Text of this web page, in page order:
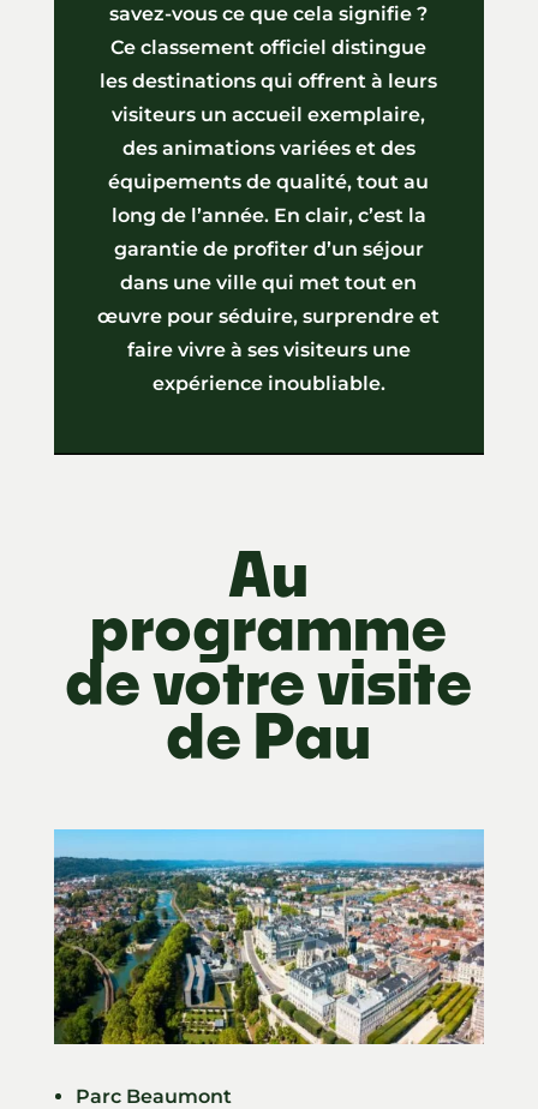
savez-vous ce que cela signifie ?
Ce classement officiel distingue
les destinations qui offrent à leurs
visiteurs un accueil exemplaire,
des animations variées et des
équipements de qualité, tout au
long de l’année. En clair, c’est la
garantie de profiter d’un séjour
dans une ville qui met tout en
œuvre pour séduire, surprendre et
faire vivre à ses visiteurs une
expérience inoubliable.
Au
programme
de votre visite
de Pau
Parc Beaumont